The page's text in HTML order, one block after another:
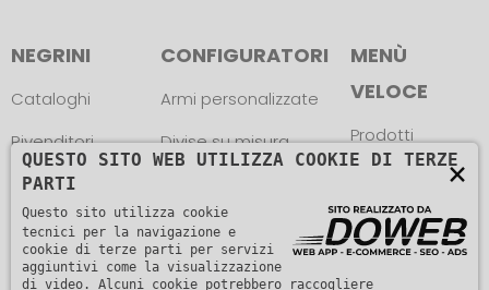
NEGRINI
Cataloghi
Rivenditori
Atleti
Assistenza
CONFIGURATORI
Armi personalizzate
Divise su misura
MENÙ
VELOCE
Prodotti
Contatti
×
QUESTO SITO WEB UTILIZZA COOKIE DI TERZE
PARTI
Questo sito utilizza cookie
tecnici per la navigazione e
cookie di terze parti per servizi
aggiuntivi come la visualizzazione
di video. Alcuni cookie potrebbero raccogliere